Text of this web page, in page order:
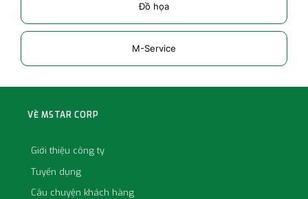
Đồ họa
M-Service
VỀ MSTAR CORP
Giới thiệu công ty
Tuyển dụng
Câu chuyện khách hàng